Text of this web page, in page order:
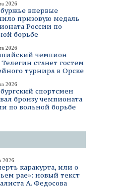
2026
впервые
призовую медаль
России по
борьбе
2026
чемпион
станет гостем
турнира в Орске
2026
спортсмен
бронзу чемпионата
по вольной борьбе
2026
каракурта, или о
рае»: новый текст
А. Федосова